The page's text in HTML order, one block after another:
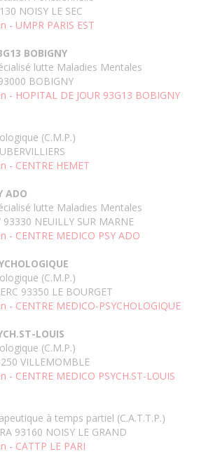
NOISY LE SEC
- UMPR PARIS EST
BOBIGNY
lutte Maladies Mentales
BOBIGNY
- HOPITAL DE JOUR 93G13 BOBIGNY
(C.M.P.)
- CENTRE HEMET
ADO
lutte Maladies Mentales
NEUILLY SUR MARNE
- CENTRE MEDICO PSY ADO
(C.M.P.)
93350 LE BOURGET
- CENTRE MEDICO-PSYCHOLOGIQUE
LOUIS
(C.M.P.)
VILLEMOMBLE
- CENTRE MEDICO PSYCH.ST-LOUIS
à temps partiel (C.A.T.T.P.)
93160 NOISY LE GRAND
- CATTP LE PARI